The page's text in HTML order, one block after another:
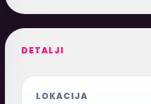
DETALJI
LOKACIJA